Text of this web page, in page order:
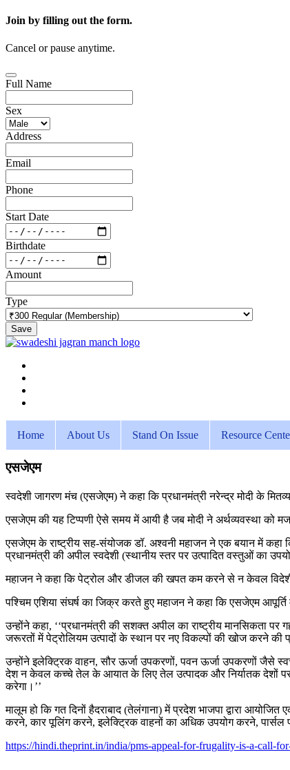
Join by filling out the form.
Cancel or pause anytime.
Full Name
Sex
Address
Email
Phone
Start Date
Birthdate
Amount
Type
Save
Home About Us Stand On Issue Resource
एसजेएम
स्वदेशी जागरण मंच (एसजेएम) ने कहा कि प्रधानमंत्री नरेन्द्र मोदी के
एसजेएम की यह टिप्पणी ऐसे समय में आयी है जब मोदी ने अर्थव्यवस्था को
एसजेएम के राष्ट्रीय सह-संयोजक डॉ. अश्वनी महाजन ने एक बयान में कहा
प्रधानमंत्री की अपील स्वदेशी (स्थानीय स्तर पर उत्पादित वस्तुओं का
महाजन ने कहा कि पेट्रोल और डीजल की खपत कम करने से न केवल विदेशी
पश्चिम एशिया संघर्ष का जिक्र करते हुए महाजन ने कहा कि एसजेएम
उन्होंने कहा, ‘‘प्रधानमंत्री की सशक्त अपील का राष्ट्रीय मानसिकता पर
जरूरतों में पेट्रोलियम उत्पादों के स्थान पर नए विकल्पों की खोज करने की
उन्होंने इलेक्ट्रिक वाहन, सौर ऊर्जा उपकरणों, पवन ऊर्जा उपकरणों जैसे स्वच्छ
देश न केवल कच्चे तेल के आयात के लिए तेल उत्पादक और निर्यातक देशों पर
करेगा।’’
मालूम हो कि गत दिनों हैदराबाद (तेलंगाना) में प्रदेश भाजपा द्वारा
करने, कार पूलिंग करने, इलेक्ट्रिक वाहनों का अधिक उपयोग करने,
https://hindi.theprint.in/india/pms-appeal-for-frugality-is-a-call-